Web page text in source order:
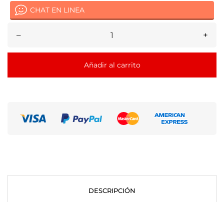
CHAT EN LINEA
– +
Añadir al carrito
DESCRIPCIÓN